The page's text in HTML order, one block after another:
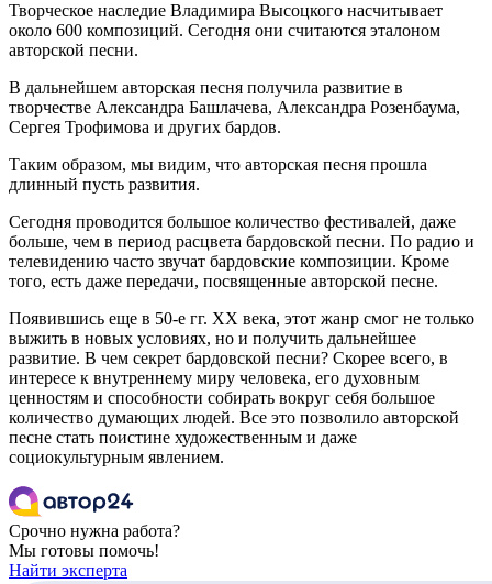
Творческое наследие Владимира Высоцкого насчитывает
около 600 композиций. Сегодня они считаются эталоном
авторской песни.
В дальнейшем авторская песня получила развитие в
творчестве Александра Башлачева, Александра Розенбаума,
Сергея Трофимова и других бардов.
Таким образом, мы видим, что авторская песня прошла
длинный пусть развития.
Сегодня проводится большое количество фестивалей, даже
больше, чем в период расцвета бардовской песни. По радио и
телевидению часто звучат бардовские композиции. Кроме
того, есть даже передачи, посвященные авторской песне.
Появившись еще в 50-е гг. XX века, этот жанр смог не только
выжить в новых условиях, но и получить дальнейшее
развитие. В чем секрет бардовской песни? Скорее всего, в
интересе к внутреннему миру человека, его духовным
ценностям и способности собирать вокруг себя большое
количество думающих людей. Все это позволило авторской
песне стать поистине художественным и даже
социокультурным явлением.
Срочно нужна работа?
Мы готовы помочь!
Найти эксперта